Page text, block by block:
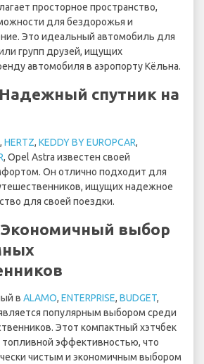
просторное пространство,
для бездорожья и
Это идеальный автомобиль для
групп друзей, ищущих
автомобиля в аэропорту Кёльна.
спутник на
, HERTZ, KEDDY BY EUROPCAR,
, Opel Astra известен своей
Он отлично подходит для
ищущих надежное
для своей поездки.
Экономичный выбор
в ALAMO, ENTERPRISE, BUDGET,
популярным выбором среди
Этот компактный хэтчбек
эффективностью, что
чистым и экономичным выбором